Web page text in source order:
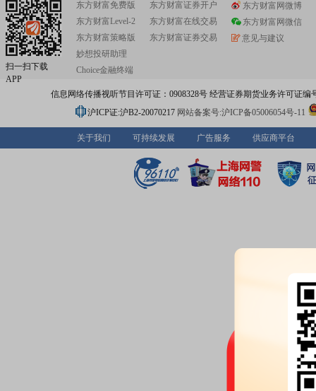
扫一扫下载
APP
东方财富免费版
东方财富Level-2
东方财富策略版
妙想投研助理
Choice金融终端
东方财富证券开户
东方财富在线交易
东方财富证券交易
东方财富网微博
东方财富网微信
意见与建议
信息网络传播视听节目许可证：0908328号 经营证券期货业务许可证编
沪ICP证:沪B2-20070217 网站备案号:沪ICP备05006054号-11
关于我们 可持续发展 广告服务 供应商平台